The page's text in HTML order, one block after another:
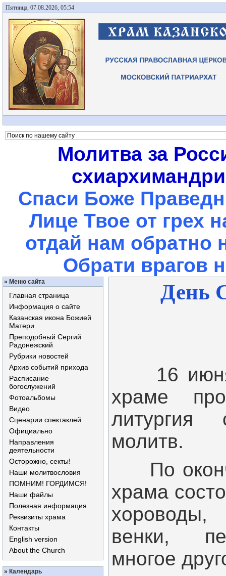
Пятница, 07.08.2026, 05:54
Молитва за
Спаси Боже
Лице Твое от грех
отдай нам обратно
Обрати врагов
» Меню сайта
Главная страница
Информация о сайте
Казанская икона Божией
Матери
Преподобный Сергий
Радонежский
Рубрики новостей
Архив событий прихода
Расписание
богослужений
Фотоальбомы
Видео
Сценарии спектаклей
Официально
Направления
деятельности
Осторожно, секты!
Наши молитвословия
ПОМНИМ! ГОРДИМСЯ!
Наши файлы
Полезная информация
Реквизиты храма
Контакты
English version
About the Church
» Календарь
День
16 июня,
храме
литургия
молитв.
По
храма
венки,
многое